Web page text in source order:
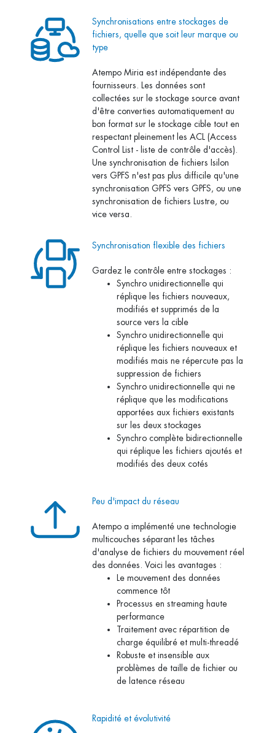
Synchronisations entre stockages de
fichiers, quelle que soit leur marque ou
type
Atempo Miria est indépendante des
fournisseurs. Les données sont
collectées sur le stockage source avant
d'être converties automatiquement au
bon format sur le stockage cible tout en
respectant pleinement les ACL (Access
Control List - liste de contrôle d'accès).
Une synchronisation de fichiers Isilon
vers GPFS n'est pas plus difficile qu'une
synchronisation GPFS vers GPFS, ou une
synchronisation de fichiers Lustre, ou
vice versa.
Synchronisation flexible des fichiers
Gardez le contrôle entre stockages :
Synchro unidirectionnelle qui
réplique les fichiers nouveaux,
modifiés et supprimés de la
source vers la cible
Synchro unidirectionnelle qui
réplique les fichiers nouveaux et
modifiés mais ne répercute pas la
suppression de fichiers
Synchro unidirectionnelle qui ne
réplique que les modifications
apportées aux fichiers existants
sur les deux stockages
Synchro complète bidirectionnelle
qui réplique les fichiers ajoutés et
modifiés des deux cotés
Peu d'impact du réseau
Atempo a implémenté une technologie
multicouches séparant les tâches
d'analyse de fichiers du mouvement réel
des données. Voici les avantages :
Le mouvement des données
commence tôt
Processus en streaming haute
performance
Traitement avec répartition de
charge équilibré et multi-threadé
Robuste et insensible aux
problèmes de taille de fichier ou
de latence réseau
Rapidité et évolutivité